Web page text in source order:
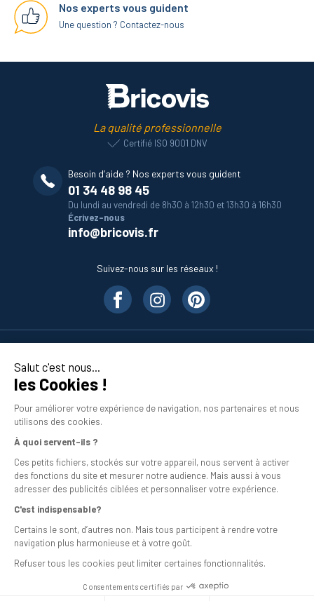
Salut c'est nous...
les Cookies !
Pour améliorer votre expérience de navigation, nos partenaires et nous
utilisons des cookies.
À quoi servent-ils ?
Ces petits fichiers, stockés sur votre appareil, nous servent à activer
des fonctions du site et mesurer notre audience. Mais aussi à vous
adresser des publicités ciblées et personnaliser votre expérience.
C'est indispensable?
Certains le sont, d’autres non. Mais tous participent à rendre votre
navigation plus harmonieuse et à votre goût.
Refuser tous les cookies peut limiter certaines fonctionnalités.
Consentements certifiés par
Nos experts vous guident
Une question ? Contactez-nous
La qualité professionnelle
Certifié ISO 9001 DNV
Besoin d’aide ? Nos experts vous guident
01 34 48 98 45
Du lundi au vendredi de 8h30 à 12h30 et 13h30 à 16h30
Écrivez-nous
info@bricovis.fr
Suivez-nous sur les réseaux !
En savoir plus
Mentions légales
Conditions générales de vente